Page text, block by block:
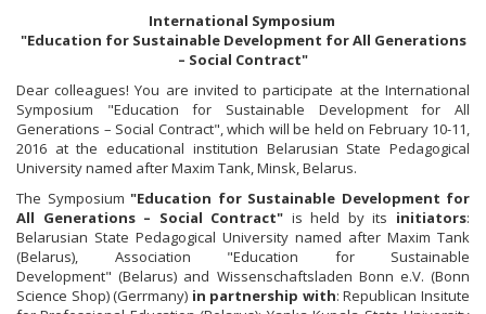
International Symposium
"Education for Sustainable Development for All Generations
– Social Contract"
Dear colleagues! You are invited to participate at the International
Symposium "Education for Sustainable Development for All
Generations – Social Contract", which will be held on February 10-11,
2016 at the educational institution Belarusian State Pedagogical
University named after Maxim Tank, Minsk, Belarus.
The Symposium "Education for Sustainable Development for
All Generations – Social Contract" is held by its initiators:
Belarusian State Pedagogical University named after Maxim Tank
(Belarus), Association "Education for Sustainable
Development" (Belarus) and Wissenschaftsladen Bonn e.V. (Bonn
Science Shop) (Gerrmany) in partnership with: Republican Insitute